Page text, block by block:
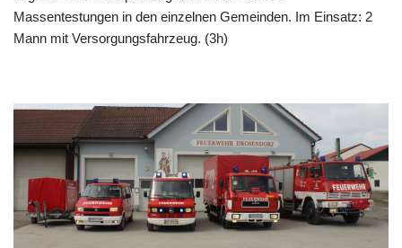
Massentestungen in den einzelnen Gemeinden. Im Einsatz: 2
Mann mit Versorgungsfahrzeug. (3h)